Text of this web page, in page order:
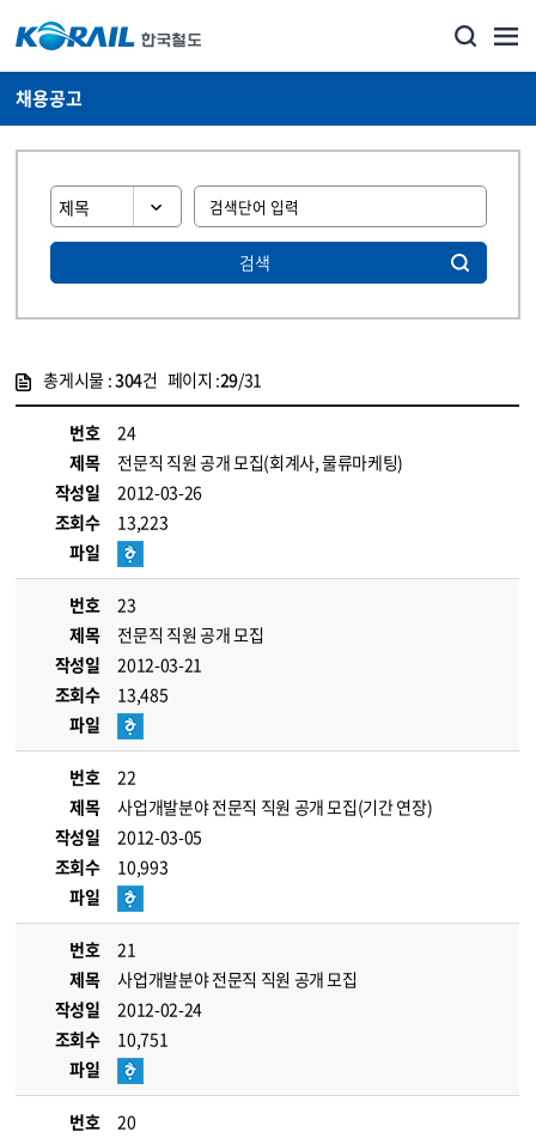
채용공고
검색
총게시물 :304건 페이지 :29/31
번호
24
제목
전문직 직원 공개 모집(회계사, 물류마케팅)
작성일
2012-03-26
조회수
13,223
파일
번호
23
제목
전문직 직원 공개 모집
작성일
2012-03-21
조회수
13,485
파일
번호
22
제목
사업개발분야 전문직 직원 공개 모집(기간 연장)
작성일
2012-03-05
조회수
10,993
파일
번호
21
제목
사업개발분야 전문직 직원 공개 모집
작성일
2012-02-24
조회수
10,751
파일
번호
20